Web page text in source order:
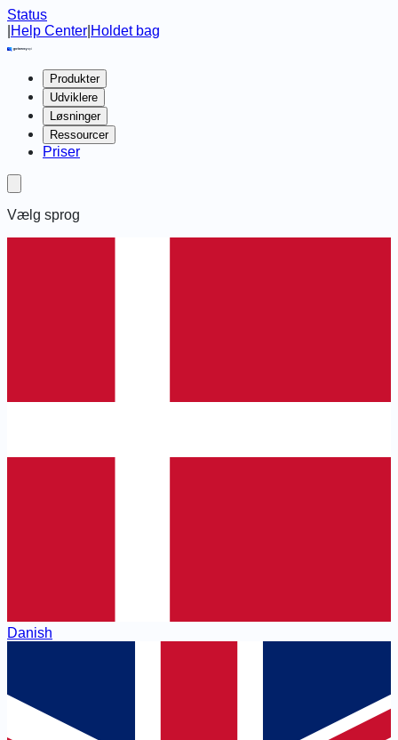
Status
Help Center Holdet bag
Produkter
Udviklere
Løsninger
Ressourcer
Priser
Vælg sprog
Danish